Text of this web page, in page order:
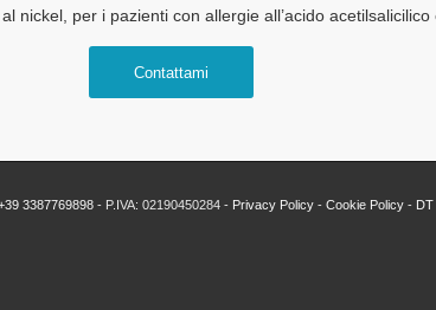
nickel, per i pazienti con allergie all’acido
Contattami
3387769898 - P.IVA: 02190450284 - Privacy Policy - Cookie Policy - DT